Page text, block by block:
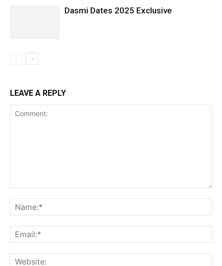
Dasmi Dates 2025 Exclusive
LEAVE A REPLY